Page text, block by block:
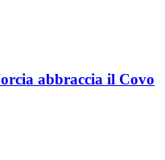
abbraccia il Covo